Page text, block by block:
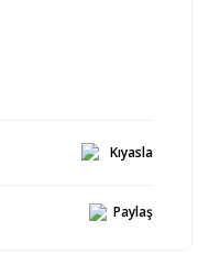
Kıyasla
Paylaş